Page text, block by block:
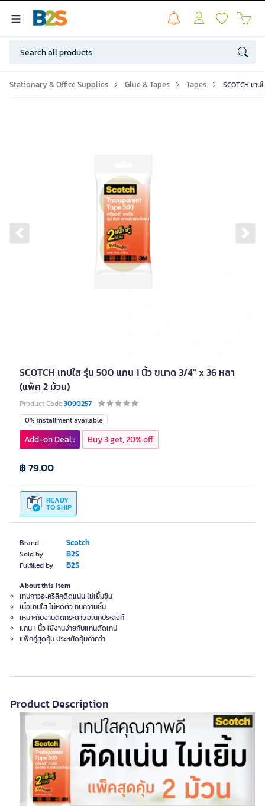
Stationary & Office Supplies Glue & Tapes Tapes SCOTCH เท
Previous slide
SCOTCH เทปใส รุ่น 500 แกน 1 นิ้ว ขนาด 3/4" x 36 หลา
(แพ็ค 2 ม้วน)
Product Code3090257
Brand Scotch
Sold by B2S
Fulfilled by B2S
0% installment available
READY
TO SHIP
฿ 79.00
Add-on Deal : Buy 3 get, 20% off
About this item
เทปกาวอะครีลิคติดแน่น ไม่เยิ้มซึม
เนื้อเทปใส ไม่หดตัว ทนความชื้น
เหมาะกับงานติดกระดาษอเนกประสงค์
แกน 1 นิ้ว ใช้งานง่ายกับแท่นตัดเทป
แพ็คคู่สุดคุ้ม ประหยัดคุ้มค่ากว่า
Product Description